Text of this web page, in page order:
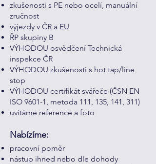
zkušenosti s PE nebo ocelí, manuální
zručnost
výjezdy v ČR a EU
ŘP skupiny B
VÝHODOU osvědčení Technická
inspekce ČR
VÝHODOU zkušenosti s hot tap/line
stop
VÝHODOU certifikát svářeče (ČSN EN
ISO 9601-1, metoda 111, 135, 141, 311)
uvítáme reference a foto
Nabízíme:
pracovní poměr
nástup ihned nebo dle dohody